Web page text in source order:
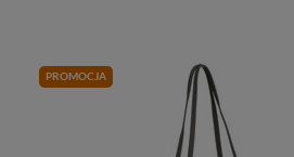
PROMOCJA